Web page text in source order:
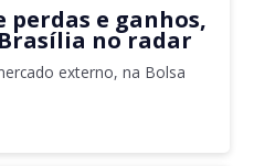
perdas e ganhos,
no radar
externo, na Bolsa